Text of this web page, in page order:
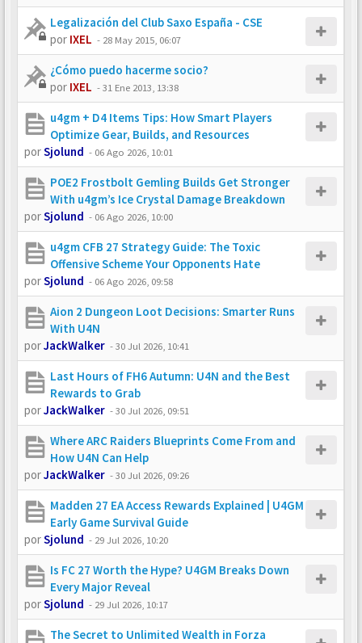
Legalización del Club Saxo España - CSE
por IXEL - 28 May 2015, 06:07
¿Cómo puedo hacerme socio?
por IXEL -31 Ene 2013, 13:38
u4gm + D4 Items Tips: How Smart Players
Optimize Gear, Builds, and Resources
porSjolund - 06 Ago 2026, 10:01
POE2 Frostbolt Gemling Builds Get Stronger
With u4gm’s Ice Crystal Damage Breakdown
porSjolund - 06 Ago 2026, 10:00
u4gm CFB 27 Strategy Guide: The Toxic
Offensive Scheme Your Opponents Hate
porSjolund - 06 Ago 2026, 09:58
Aion 2 Dungeon Loot Decisions: Smarter Runs
With U4N
porJackWalker -30 Jul 2026, 10:41
Last Hours of FH6 Autumn: U4N and the Best
Rewards to Grab
porJackWalker -30 Jul 2026, 09:51
Where ARC Raiders Blueprints Come From and
How U4N Can Help
porJackWalker -30 Jul 2026, 09:26
Madden 27 EA Access Rewards Explained | U4GM
Early Game Survival Guide
porSjolund - 29 Jul 2026, 10:20
Is FC 27 Worth the Hype? U4GM Breaks Down
Every Major Reveal
porSjolund - 29 Jul 2026, 10:17
The Secret to Unlimited Wealth in Forza